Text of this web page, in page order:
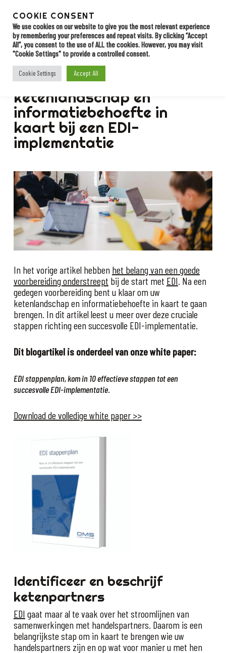
main
content
Menu
BLOG
Zo brengt u uw
ketenlandschap en
informatiebehoefte in
kaart bij een EDI-
implementatie
In het vorige artikel hebben het belang van een goede
voorbereiding onderstreept bij de start met EDI. Na een
gedegen voorbereiding bent u klaar om uw
ketenlandschap en informatiebehoefte in kaart te gaan
brengen. In dit artikel leest u meer over deze cruciale
stappen richting een succesvolle EDI-implementatie.
Dit blogartikel is onderdeel van onze white paper:
EDI stappenplan, kom in 10 effectieve stappen tot een
succesvolle EDI-implementatie.
Download de volledige white paper >>
Identificeer en beschrijf
ketenpartners
EDI gaat maar al te vaak over het stroomlijnen van
samenwerkingen met handelspartners. Daarom is een
belangrijkste stap om in kaart te brengen wie uw
handelspartners zijn en op wat voor manier u met hen
COOKIE CONSENT
We use cookies on our website to give you the most relevant experience
by remembering your preferences and repeat visits. By clicking “Accept
All”, you consent to the use of ALL the cookies. However, you may visit
"Cookie Settings" to provide a controlled consent.
Cookie Settings Accept All